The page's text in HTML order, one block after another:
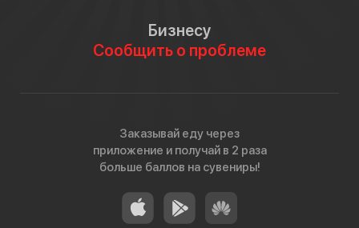
Бизнесу
Сообщить о проблеме
Заказывай еду через
приложение и получай в 2 раза
больше баллов на сувениры!